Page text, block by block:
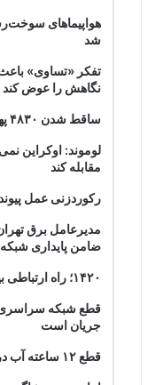
هواپیماهای
شد
تفکر «تساوی»
نگاهش را عوض کند
ساقط شدن ۴۸۳۰ پهپاد اوکراینی با آتش پدافند روسیه
لوموند: اوکراین
مقابله کند
رکوردزنی عمل
ضامن پایداری
۱۴۲۰؛ راه ارتباطی بیمه شدگان تأمین‌اجتماعی
قطع شبکه سراسری
جریان است
قطع ۱۲ ساعته آب در ۲ محله بندرعباس